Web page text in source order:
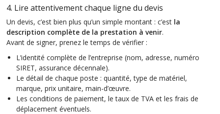
4. Lire attentivement chaque ligne du devis
Un devis, c’est bien plus qu’un simple montant : c’est la
description complète de la prestation à venir.
Avant de signer, prenez le temps de vérifier :
L’identité complète de l’entreprise (nom, adresse, numéro
SIRET, assurance décennale).
Le détail de chaque poste : quantité, type de matériel,
marque, prix unitaire, main-d’œuvre.
Les conditions de paiement, le taux de TVA et les frais de
déplacement éventuels.